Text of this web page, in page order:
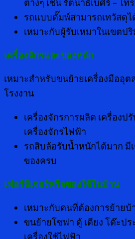
ต่างๆ เช่น รัตนาธิเบศร์ – ไท
รถแบบดั๊มพ์สามารถเทวัสดุ
เหมาะกับผู้รับเหมาในเขต
เครื่องจักรและของหนัก
เหมาะสำหรับขนย้ายเครื่องมืออุ
โรงงาน
เครื่องจักรการผลิต เครื่อง
เครื่องจักรไฟฟ้า
รถสิบล้อรับน้ำหนักได้มาก
ของครบ
เฟอร์นิเจอร์หรือของใช้ในบ้าน
เหมาะกับคนที่ต้องการย้าย
ขนย้ายโซฟา ตู้ เตียง โต๊ะป
เครื่องใช้ไฟฟ้า